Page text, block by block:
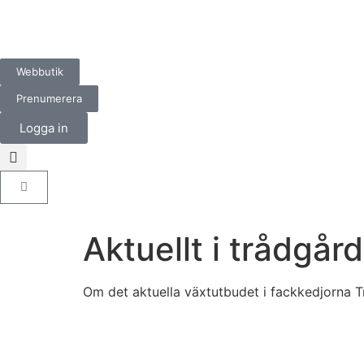
Webbutik
Prenumerera
Logga in
Aktuellt i
Om det aktuella växtutbudet i fackkedjorna